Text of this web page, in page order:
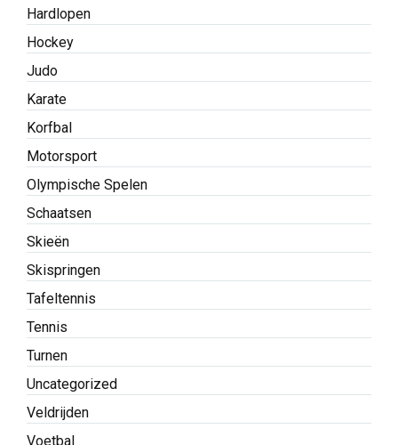
Hardlopen
Hockey
Judo
Karate
Korfbal
Motorsport
Olympische Spelen
Schaatsen
Skieën
Skispringen
Tafeltennis
Tennis
Turnen
Uncategorized
Veldrijden
Voetbal